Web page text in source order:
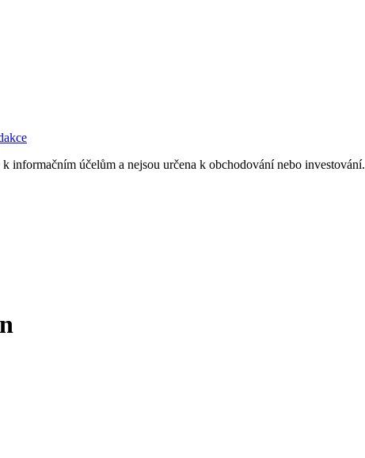
informačním účelům a nejsou určena k obchodování nebo investování.